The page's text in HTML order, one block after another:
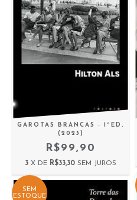
GAROTAS BRANCAS - 1ªED.
(2023)
R$99,90
3 X DE R$33,30 SEM JUROS
SEM
ESTOQUE